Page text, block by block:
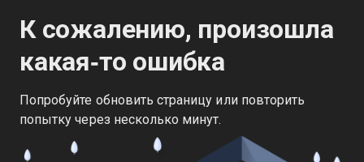
К сожалению, произошла
какая‑то ошибка
Попробуйте обновить страницу или повторить
попытку через несколько минут.